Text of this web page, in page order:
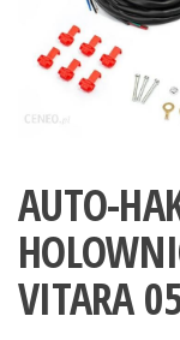
AUTO-
VITARA